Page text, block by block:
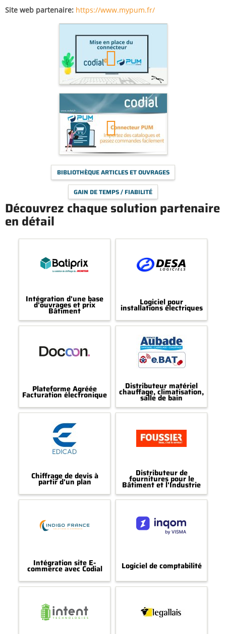
Site web partenaire https://www.mypum.fr/
BIBLIOTHÈQUE ARTICLES ET OUVRAGES
GAIN DE TEMPS / FIABILITÉ
Découvrez chaque solution partenaire
en détail
Intégration d'une base
d'ouvrages et prix
Bâtiment
Logiciel pour
installations électriques
Plateforme Agréée
Facturation électronique
Distributeur matériel
chauffage, climatisation,
salle de bain
Chiffrage de devis à
partir d'un plan
Distributeur de
fournitures pour le
Bâtiment et l'Industrie
Intégration site E-
commerce avec Codial Logiciel de comptabilité